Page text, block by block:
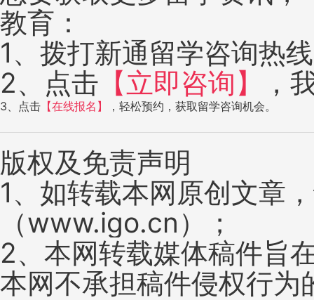
教育：
1、拨打新通留学咨询热
2、点击 【立即咨询】 ，
3、点击 【在线报名】 ，轻松预约，获取留学咨询机会。
版权及免责声明
1、如转载本网原创文章
（www.igo.cn）；
2、本网转载媒体稿件旨
本网不承担稿件侵权行为